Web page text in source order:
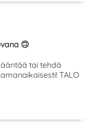
🙃
tai tehdä
TALO